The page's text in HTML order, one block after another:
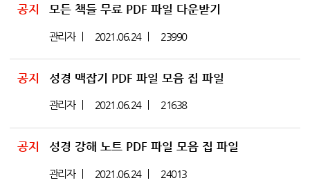
공지 모든 책들 무료 PDF 파일 다운받기
관리자 2021.06.24 23990
공지 성경 맥잡기 PDF 파일 모음 집 파일
관리자 2021.06.24 21638
공지 성경 강해 노트 PDF 파일 모음 집 파일
관리자 2021.06.24 24013